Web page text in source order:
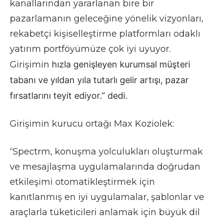
kanallarından yararlanan bire bir
pazarlamanın geleceğine yönelik vizyonları,
rekabetçi kişiselleştirme platformları odaklı
yatırım portföyümüze çok iyi uyuyor.
Girişimin hızla genişleyen kurumsal müşteri
tabanı ve yıldan yıla tutarlı gelir artışı, pazar
fırsatlarını teyit ediyor.” dedi.
Girişimin kurucu ortağı Max Koziolek:
“Spectrm, konuşma yolculukları oluşturmak
ve mesajlaşma uygulamalarında doğrudan
etkileşimi otomatikleştirmek için
kanıtlanmış en iyi uygulamalar, şablonlar ve
araçlarla tüketicileri anlamak için büyük dil